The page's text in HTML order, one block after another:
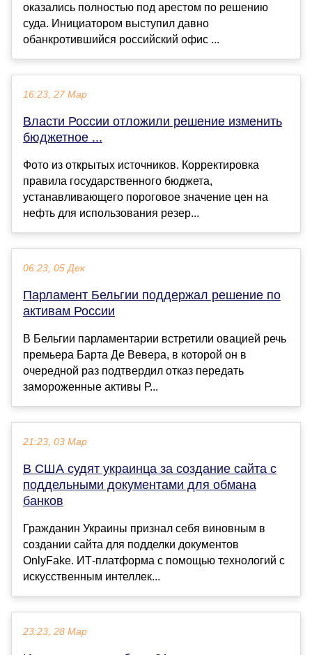
оказались полностью под арестом по решению
суда. Инициатором выступил давно
обанкротившийся российский офис ...
16:23, 27 Мар
Власти России отложили решение изменить
бюджетное ...
Фото из открытых источников. Корректировка
правила государственного бюджета,
устанавливающего пороговое значение цен на
нефть для использования резер...
06:23, 05 Дек
Парламент Бельгии поддержал решение по
активам России
В Бельгии парламентарии встретили овацией речь
премьера Барта Де Вевера, в которой он в
очередной раз подтвердил отказ передать
замороженные активы Р...
21:23, 03 Мар
В США судят украинца за создание сайта с
поддельными документами для обмана
банков
Гражданин Украины признал себя виновным в
создании сайта для подделки документов
OnlyFake. ИТ-платформа с помощью технологий с
искусственным интеллек...
23:23, 28 Мар